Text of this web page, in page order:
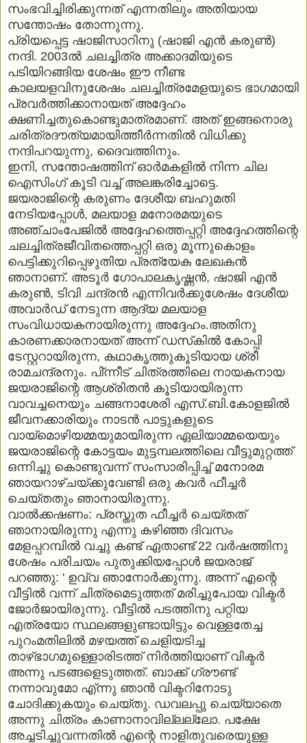
സംഭവിച്ചിരിക്കുന്നത് എന്നതിലും അതിയായ
സന്തോഷം തോന്നുന്നു.
പ്രിയപ്പെട്ട ഷാജിസാറിനു (ഷാജി എന്‍ കരുണ്‍)
നന്ദി. 2003ല്‍ ചലച്ചിത്ര അക്കാദമിയുടെ
പടിയിറങ്ങിയ ശേഷം ഈ നീണ്ട
കാലയളവിനുശേഷം ചലച്ചിത്രമേളയുടെ ഭാഗമായി
പ്രവര്‍ത്തിക്കാനായത് അദ്ദേഹം
ക്ഷണിച്ചതുകൊണ്ടുമാത്രമാണ്. അത് ഇങ്ങനൊരു
ചരിത്രദൗത്യമായിത്തീര്‍ന്നതില്‍ വിധിക്കു
നന്ദിപറയുന്നു, ദൈവത്തിനും.
ഇനി, സന്തോഷത്തിന് ഓര്‍മകളില്‍ നിന്ന ചില
ഐസിംഗ് കൂടി വച്ച് അലങ്കരിച്ചോട്ടെ.
ജയരാജിന്റെ കരുണം ദേശീയ ബഹുമതി
നേടിയപ്പോള്‍, മലയാള മനോരമയുടെ
അഞ്ചാംപേജില്‍ അദ്ദേഹത്തെപ്പറ്റി അദ്ദേഹത്തിന്റെ
ചലച്ചിത്രജീവിതത്തെപ്പറ്റി ഒരു മൂന്നുകൊളം
പെട്ടിക്കുറിപ്പെഴുതിയ പ്രത്യേക ലേഖകന്‍
ഞാനാണ്. അടൂര്‍ ഗോപാലകൃഷ്ണന്‍, ഷാജി എന്‍
കരുണ്‍, ടിവി ചന്ദ്രന്‍ എന്നിവര്‍ക്കുശേഷം ദേശീയ
അവാര്‍ഡ് നേടുന്ന ആദ്യ മലയാള
സംവിധായകനായിരുന്നു അദ്ദേഹം.അതിനു
കാരണക്കാരനായത് അന്ന് ഡസ്‌കില്‍ കോപ്പി
ടേസ്റ്ററായിരുന്ന, കഥാകൃത്തുകൂടിയായ ശ്രീ
രാമചന്ദ്രനും. പി്ന്നീട് ചിത്രത്തിലെ നായകനായ
ജയരാജിന്റെ ആശ്രിതന്‍ കൂടിയായിരുന്ന
വാവച്ചനെയും ചങ്ങനാശേരി എസ്.ബി.കോളജില്‍
ജീവനക്കാരിയും നാടന്‍ പാട്ടുകളുടെ
വായ്‌മൊഴിയമ്മയുമായിരുന്ന ഏലിയാമ്മയെയും
ജയരാജിന്റെ കോട്ടയം മുട്ടമ്പലത്തിലെ വീട്ടുമുറ്റത്ത്
ഒന്നിച്ചു കൊണ്ടുവന്ന് സംസാരിപ്പിച്ച് മനോരമ
ഞായറാഴ്ചയ്ക്കുവേണ്ടി ഒരു കവര്‍ ഫീച്ചര്‍
ചെയ്തതും ഞാനായിരുന്നു.
വാല്‍ക്കഷണം: പ്രസ്തുത ഫീച്ചര്‍ ചെയ്തത്
ഞാനായിരുന്നു എന്നു കഴിഞ്ഞ ദിവസം
മേളപ്പറമ്പില്‍ വച്ചു കണ്ട് ഏതാണ്ട് 22 വര്‍ഷത്തിനു
ശേഷം പരിചയം പുതുക്കിയപ്പോള്‍ ജയരാജ്
പറഞ്ഞു: ' ഉവ്വ ഞാനോര്‍ക്കുന്നു. അന്ന് എന്റെ
വീട്ടില്‍ വന്ന് ചിത്രമെടുത്തത് മരിച്ചുപോയ വിക്ടര്‍
ജോര്‍ജായിരുന്നു. വീട്ടില്‍ പടത്തിനു പറ്റിയ
എത്രയോ സ്ഥലങ്ങളുണ്ടായിട്ടും വെള്ളതേച്ച
പുറംമതിലില്‍ മഴയത്ത് ചെളിയടിച്ച
താഴ്ഭാഗമുള്ളൊരിടത്ത് നിര്‍ത്തിയാണ് വിക്ടര്‍
അന്നു പടങ്ങളെടുത്തത്. ബാക്ക് ഗ്രൗണ്ട്
നന്നാവുമോ എ്ന്നു ഞാന്‍ വിക്ടറിനോടു
ചോദിക്കുകയും ചെയ്തു. ഡവലപ്പു ചെയ്യാതെ
അന്നു ചിത്രം കാണാനാവില്ലല്ലോ. പക്ഷേ
അച്ചടിച്ചുവന്നതില്‍ എന്റെ നാളിതുവരെയുള്ള